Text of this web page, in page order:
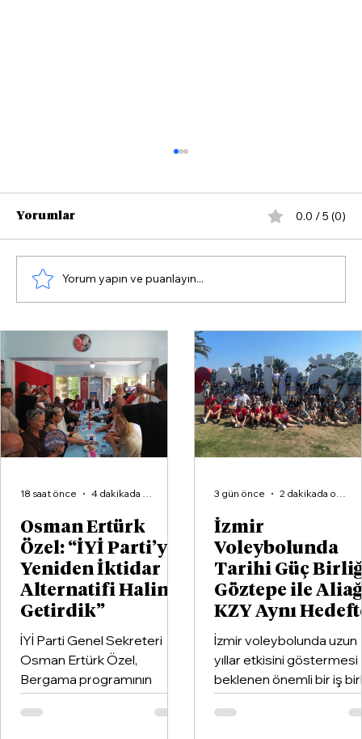
Osman Ertürk
Özel: “İYİ Parti’yi
Yeniden İktidar
Alternatifi Haline
Getirdik”
İYİ Parti Genel Sekreteri
Osman Ertürk Özel,
Bergama programının
ardından geldiği Dikili’de
partisinin ilçe teşkilatıyla
18 saat önce 4 dakikada okunur
İzmir
Voleybolunda
Tarihi Güç
Göztepe ile
KZY Aynı
İzmir voleybolunda uzun
yıllar etkisini göstermesi
beklenen önemli bir iş
hayata geçirildi. Kentin
kulüplerinden Göztepe
3 gün önce 2 dakikada okunur
AK Parti İzmir Milletvekili Yaşar
Kırkpınar: "Bizim yaptıklarımıza
sizin hayalleriniz bile ulaşamaz."
Yorumlar 0.0 / 5 (0)
Yorum yapın ve puanlayın...